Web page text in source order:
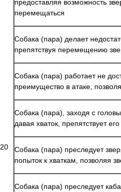
20
предоставляя возможность
перемещаться
Собака (пара) делает
препятствуя перемещению
Собака (пара) работает не
преимущество в атаке,
Собака (пара), заходя с
давая хваток, препятствует
Собака (пара) преследует
попыток к хваткам, позволяя
Собака (пара) преследует